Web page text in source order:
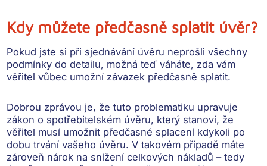
Kdy můžete předčasně splatit úvěr?
Pokud jste si při sjednávání úvěru neprošli všechny
podmínky do detailu, možná teď váháte, zda vám
věřitel vůbec umožní závazek předčasně splatit.
Dobrou zprávou je, že tuto problematiku upravuje
zákon o spotřebitelském úvěru, který stanoví, že
věřitel musí umožnit předčasné splacení kdykoli po
dobu trvání vašeho úvěru. V takovém případě máte
zároveň nárok na snížení celkových nákladů – tedy